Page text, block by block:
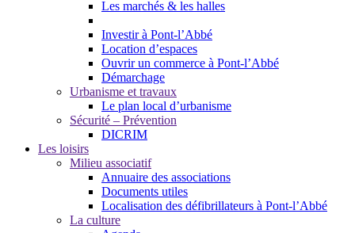
Les marchés & les halles
Investir à Pont-l’Abbé
Location d’espaces
Ouvrir un commerce à Pont-l’Abbé
Démarchage
Urbanisme et travaux
Le plan local d’urbanisme
Sécurité – Prévention
DICRIM
Les loisirs
Milieu associatif
Annuaire des associations
Documents utiles
Localisation des défibrillateurs à Pont-l’Abbé
La culture